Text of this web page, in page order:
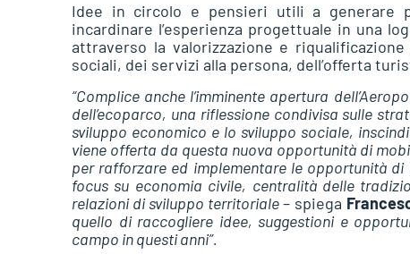
Idee in circolo e pensieri utili a generare
incardinare l’esperienza progettuale in una
attraverso la valorizzazione e
sociali, dei servizi alla persona, dell’offerta
“Complice anche l’imminente apertura
dell’ecoparco, una riflessione condivisa sulle
sviluppo economico e lo sviluppo sociale,
viene offerta da questa nuova opportunità di
per rafforzare ed implementare le opportunità
focus su economia civile, centralità delle
relazioni di sviluppo territoriale– spiega
quello di raccogliere idee, suggestioni e
campo in questi anni”.